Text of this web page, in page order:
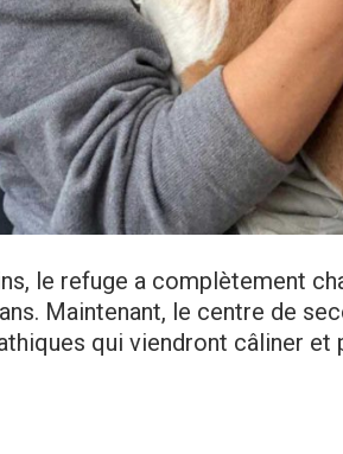
le refuge a complètement
Maintenant, le centre de
qui viendront câliner et